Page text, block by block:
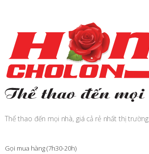
Thể thao đến mọi nhà, giá cả rẻ nhất thị trường
Gọi mua hàng (7h30-20h)